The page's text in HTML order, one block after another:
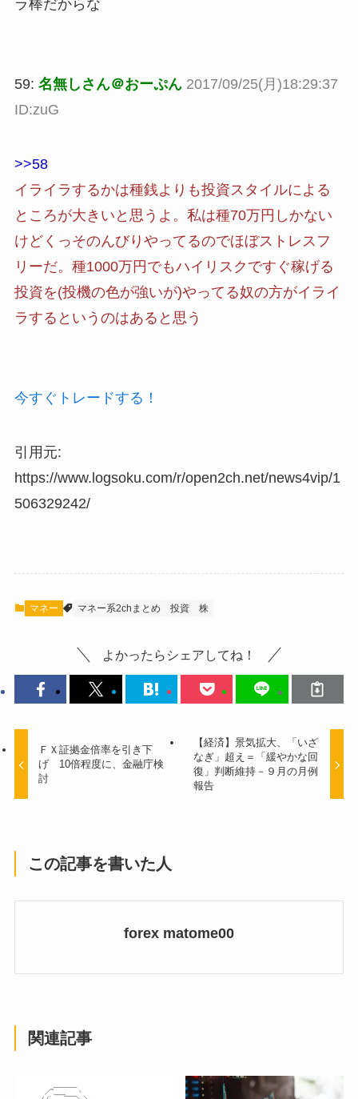
ラ棒だからな
59: 名無しさん＠おーぷん 2017/09/25(月)18:29:37
ID:zuG
>>58
イライラするかは種銭よりも投資スタイルによる
ところが大きいと思うよ。私は種70万円しかない
けどくっそのんびりやってるのでほぼストレスフ
リーだ。種1000万円でもハイリスクですぐ稼げる
投資を(投機の色が強いが)やってる奴の方がイライ
ラするというのはあると思う
今すぐトレードする！
引用元:
https://www.logsoku.com/r/open2ch.net/news4vip/1
506329242/
マネー マネー系2chまとめ 投資 株
よかったらシェアしてね！
ＦＸ証拠金倍率を引き下
げ 10倍程度に、金融庁検
討
【経済】景気拡大、「いざ
なぎ」超え＝「緩やかな回
復」判断維持－９月の月例
報告
この記事を書いた人
forex matome00
関連記事